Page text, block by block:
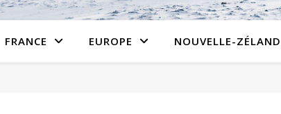
FRANCE EUROPE NOUVELLE-